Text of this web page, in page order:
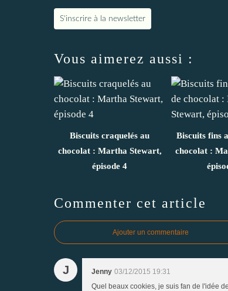
S'inscrire à la newsletter
Vous aimerez aussi :
Biscuits craquelés au
chocolat : Martha Stewart,
épisode 4
Biscuits fins
chocolat :
Commenter cet article
Ajouter un commentaire
J Jenny 03/12/2015 19:31
Quel beaux cookies, je suis fan de l'idée